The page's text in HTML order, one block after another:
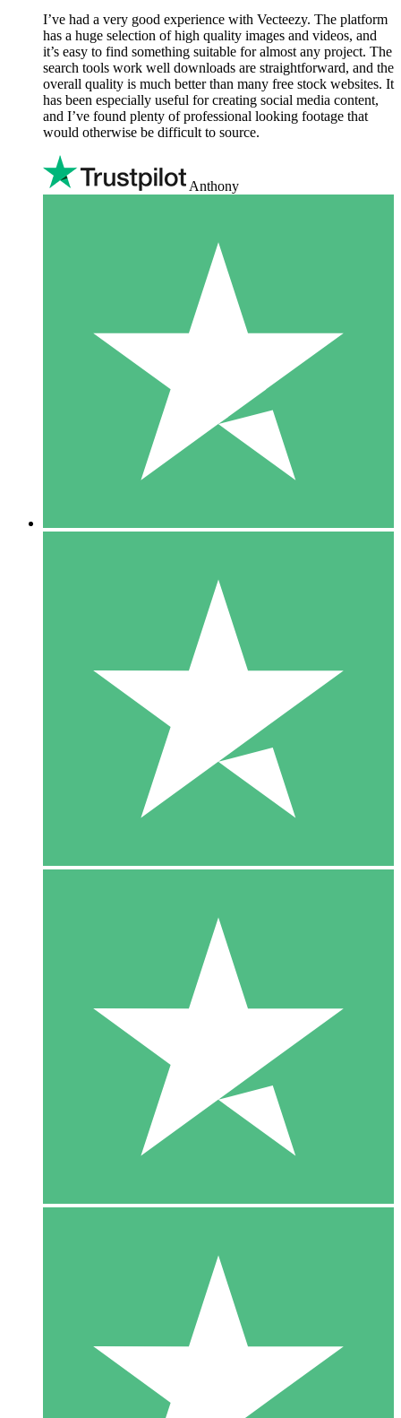
I’ve had a very good experience with Vecteezy. The platform
has a huge selection of high quality images and videos, and
it’s easy to find something suitable for almost any project. The
search tools work well downloads are straightforward, and the
overall quality is much better than many free stock websites. It
has been especially useful for creating social media content,
and I’ve found plenty of professional looking footage that
would otherwise be difficult to source.
Anthony